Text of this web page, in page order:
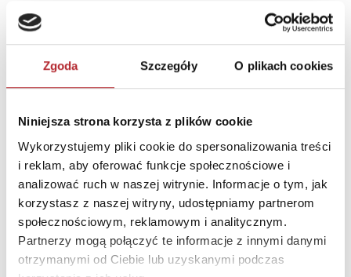
Zgoda Szczegóły O plikach cookies
Niniejsza strona korzysta z plików cookie
Wykorzystujemy pliki cookie do spersonalizowania treści
i reklam, aby oferować funkcje społecznościowe i
analizować ruch w naszej witrynie. Informacje o tym, jak
korzystasz z naszej witryny, udostępniamy partnerom
społecznościowym, reklamowym i analitycznym.
Partnerzy mogą połączyć te informacje z innymi danymi
otrzymanymi od Ciebie lub uzyskanymi podczas
Miasto
RECANATI LOCALITA
E-mail
assistenza@clementoni.it
INNI KLIENCI KUPOWALI